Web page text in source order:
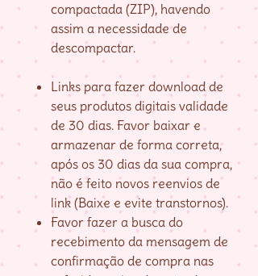
compactada (ZIP), havendo
assim a necessidade de
descompactar.
Links para fazer download de
seus produtos digitais validade
de 30 dias. Favor baixar e
armazenar de forma correta,
após os 30 dias da sua compra,
não é feito novos reenvios de
link (Baixe e evite transtornos).
Favor fazer a busca do
recebimento da mensagem de
confirmação de compra nas